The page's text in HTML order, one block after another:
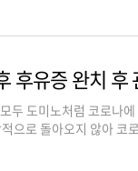
후유증 완치 후
두 도미노처럼 코로나
으로 돌아오지 않아 코